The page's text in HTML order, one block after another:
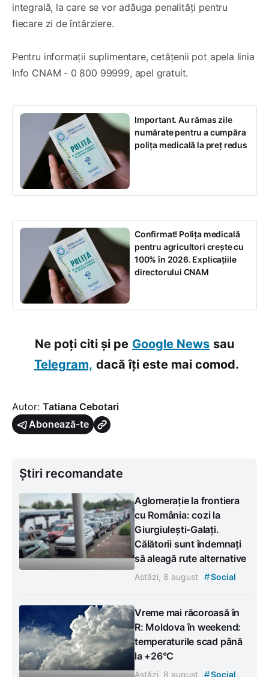
integrală, la care se vor adăuga penalități pentru
fiecare zi de întârziere.
Pentru informații suplimentare, cetățenii pot apela linia
Info CNAM - 0 800 99999, apel gratuit.
Important. Au rămas zile
numărate pentru a cumpăra
polița medicală la preț redus
Confirmat! Polița medicală
pentru agricultori crește cu
100% în 2026. Explicațiile
directorului CNAM
Ne poți citi și pe Google News sau
Telegram, dacă îți este mai comod.
Autor: Tatiana Cebotari
Abonează-te
Știri recomandate
Aglomerație la frontiera
cu România: cozi la
Giurgiulești-Galați.
Călătorii sunt îndemnați
să aleagă rute alternative
Astăzi, 8 august #Social
Vreme mai răcoroasă în
R: Moldova în weekend:
temperaturile scad până
la +26°C
Astăzi, 8 august #Social